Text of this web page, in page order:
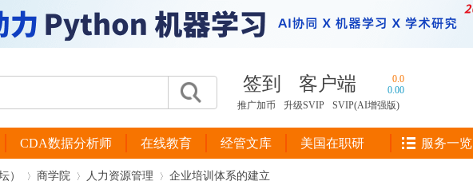
签到 客户端
0.0
0.00
推广加币
升级SVIP SVIP(AI增强版)
CDA数据分析师 在线教育 经管文库 美国在职研 服务一览
） 商学院 人力资源管理 企业培训体系的建立